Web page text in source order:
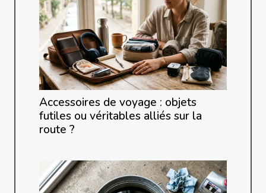
Accessoires de voyage : objets
futiles ou véritables alliés sur la
route ?